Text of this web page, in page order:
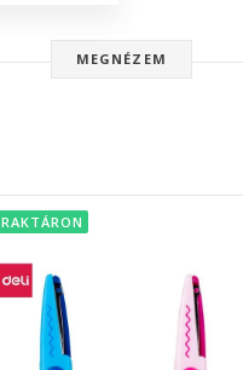
MEGNÉZEM
RAKTÁRON